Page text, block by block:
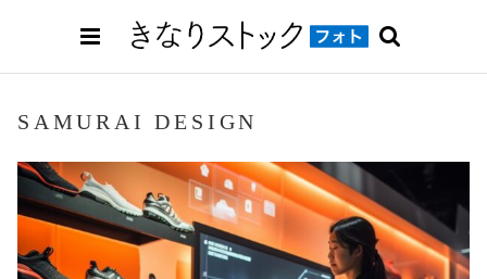
SAMURAI DESIGN